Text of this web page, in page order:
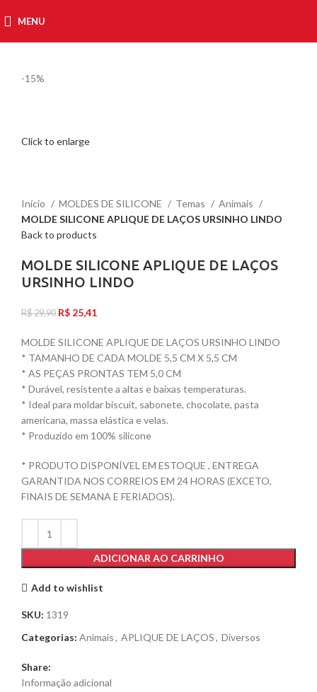
MENU
-15%
Click to enlarge
Início MOLDES DE SILICONE Temas
Animais
MOLDE SILICONE APLIQUE DE LAÇOS URSINHO LINDO
Back to products
MOLDE SILICONE APLIQUE DE LAÇOS
URSINHO LINDO
R$29,90 R$ 25,41
MOLDE SILICONE APLIQUE DE LAÇOS URSINHO LINDO
* TAMANHO DE CADA MOLDE 5,5 CM X 5,5 CM
* AS PEÇAS PRONTAS TEM 5,0 CM
* Durável, resistente a altas e baixas temperaturas.
* Ideal para moldar biscuit, sabonete, chocolate, pasta
americana, massa elástica e velas.
* Produzido em 100% silicone
* PRODUTO DISPONÍVEL EM ESTOQUE , ENTREGA
GARANTIDA NOS CORREIOS EM 24 HORAS (EXCETO,
FINAIS DE SEMANA E FERIADOS).
ADICIONAR AO CARRINHO
Add to wishlist
SKU: 1319
Categorias: Animais, APLIQUE DE LAÇOS, Diversos
Share:
Informação adicional